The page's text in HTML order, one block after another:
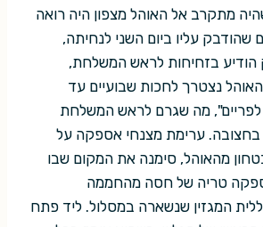
מתקרב אל האוהל מצפון היה רואה
שהודבק עליו ביום השני לנחיתה,
בזחיחות לראש המשלחת,
נצטרך לחכות שבועיים עד
לפריים", מה שגרם לראש המשלחת
בחצובה. ערימת מצנחי אספקה על
מהאוהל, סימנה את המקום שבו
טריה של חסה מהחממה
המגזין שנשארה במסלול. ליד פתח